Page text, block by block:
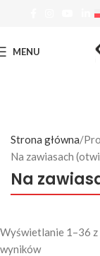
MENU
Na
Strona główna
Na zawiasach
Wyświetlanie 1–36 z
wyników